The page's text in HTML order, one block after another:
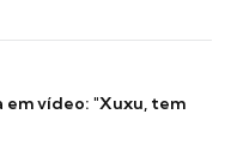
em vídeo: "Xuxu, tem